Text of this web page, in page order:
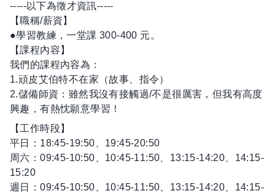
-----以下為徵才資訊-----
【職稱/薪資】
●學習教練，一堂課 300-400 元。
【課程內容】
我們的課程內容為：
1.頑皮艾伯特不在家（故事、指令）
2.儲備師資：雖然我沒有接觸過/不是很厲害，但我有高度
興趣，有熱忱願意學習！
【工作時段】
平日：18:45-19:50、19:45-20:50
周六：09:45-10:50、10:45-11:50、13:15-14:20、14:15-
15:20
週日：09:45-10:50、10:45-11:50、13:15-14:20、14:15-